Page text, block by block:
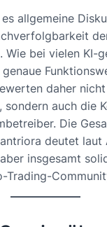
allgemeine
Wie bei vielen KI-
daher
sondern auch die
Die
deutet laut
insgesamt
Trading-